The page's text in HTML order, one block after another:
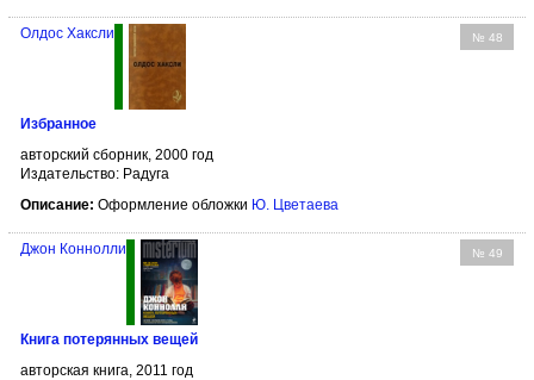
№ 48
Олдос Хаксли
Избранное
авторский сборник, 2000 год
Издательство: Радуга
Описание: Оформление обложки Ю. Цветаева
№ 49
Джон Коннолли
Книга потерянных вещей
авторская книга, 2011 год